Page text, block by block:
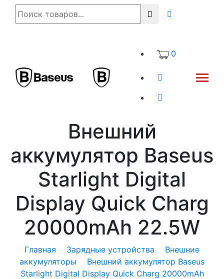
0
Внешний
аккумулятор Baseus
Starlight Digital
Display Quick Charg
20000mAh 22.5W
Главная Зарядные устройства
Внешние
аккумуляторы
Внешний аккумулятор Baseus
Starlight Digital Display Quick Charg 20000mAh